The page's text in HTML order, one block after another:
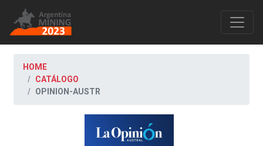
HOME
CATÁLOGO
OPINION-AUSTR